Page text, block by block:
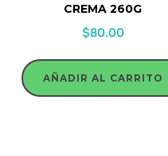
CREMA 260G
$80.00
AÑADIR AL CARRITO